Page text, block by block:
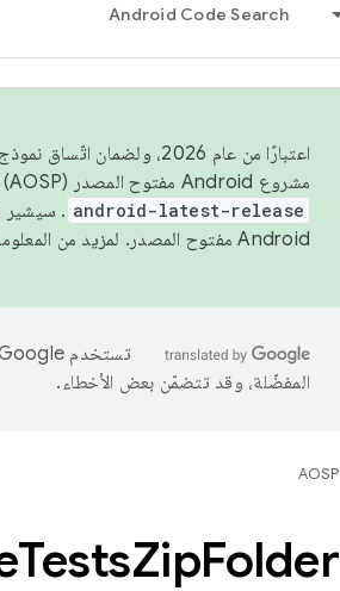
Android Code Search
اعتبارًا من عام 2026،
مشروع Android مفتوح المصدر (AOSP) في الربعَين الثاني والرابع. لبناء مشروع Android مفتوح المصدر والمساهمة فيه، استخدِم
android-latest-release . سيشير
Android مفتوح المصدر. لمزيد من المعلومات، يُرجى الاطّلاع على
المفضّلة، وقد تتضمّن بعض الأخطاء.
AOSP
TestsZipFolder